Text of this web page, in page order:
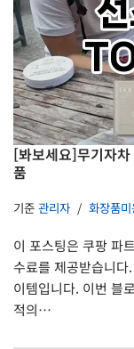
[봐보세요]무기자
품
기준 관리자 화장품
이 포스팅은 쿠팡 파
수료를 제공받습니
이템입니다. 이번 블
적의…